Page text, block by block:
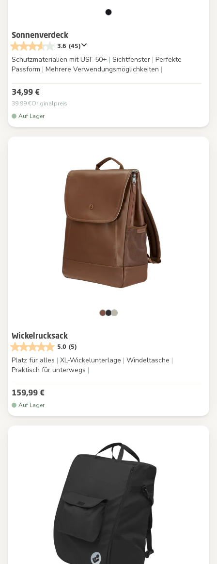
Sonnenverdeck
3.6 (45)
Schutzmaterialien mit USF 50+ | Sichtfenster | Perfekte
Passform | Mehrere Verwendungsmöglichkeiten |
34,99 €
39,99 €Originalpreis
Auf Lager
Wickelrucksack
5.0 (5)
Platz für alles | XL-Wickelunterlage | Windeltasche |
Praktisch für unterwegs |
159,99 €
Auf Lager